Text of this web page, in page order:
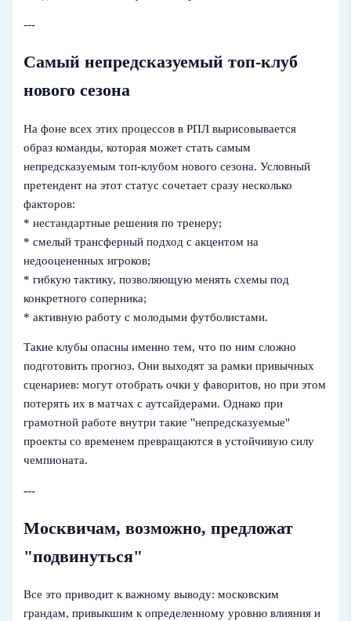
---
Самый непредсказуемый топ-клуб
нового сезона
На фоне всех этих процессов в РПЛ вырисовывается
образ команды, которая может стать самым
непредсказуемым топ-клубом нового сезона. Условный
претендент на этот статус сочетает сразу несколько
факторов:
* нестандартные решения по тренеру;
* смелый трансферный подход с акцентом на
недооцененных игроков;
* гибкую тактику, позволяющую менять схемы под
конкретного соперника;
* активную работу с молодыми футболистами.
Такие клубы опасны именно тем, что по ним сложно
подготовить прогноз. Они выходят за рамки привычных
сценариев: могут отобрать очки у фаворитов, но при этом
потерять их в матчах с аутсайдерами. Однако при
грамотной работе внутри такие "непредсказуемые"
проекты со временем превращаются в устойчивую силу
чемпионата.
---
Москвичам, возможно, предложат
"подвинуться"
Все это приводит к важному выводу: московским
грандам, привыкшим к определенному уровню влияния и